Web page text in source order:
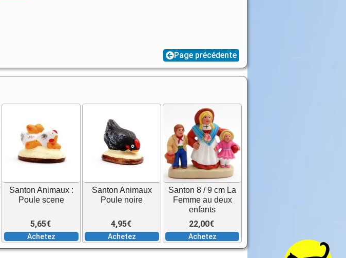
Page précédente
Santon Animaux :
Poule scene
5,65€
Achetez
Santon Animaux
Poule noire
4,95€
Achetez
Santon 8 / 9 cm La
Femme au deux
enfants
22,00€
Achetez